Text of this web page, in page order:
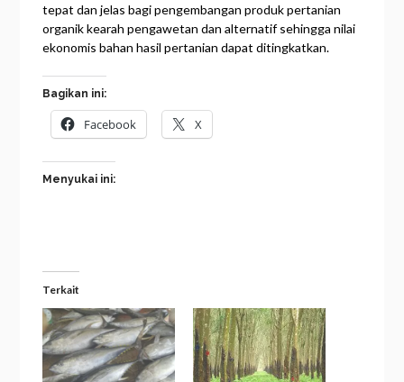
tepat dan jelas bagi pengembangan produk pertanian
organik kearah pengawetan dan alternatif sehingga nilai
ekonomis bahan hasil pertanian dapat ditingkatkan.
Bagikan ini:
Facebook X
Menyukai ini:
Terkait